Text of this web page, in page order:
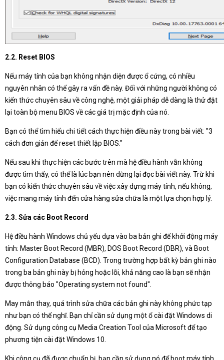
2.2. Reset BIOS
Nếu máy tính của bạn không nhận diện được ổ cứng, có nhiều
nguyên nhân có thể gây ra vấn đề này. Đối với những người không có
kiến thức chuyên sâu về công nghệ, một giải pháp dễ dàng là thử đặt
lại toàn bộ menu BIOS về các giá trị mặc định của nó.
Bạn có thể tìm hiểu chi tiết cách thực hiện điều này trong bài viết: "3
cách đơn giản để reset thiết lập BIOS."
Nếu sau khi thực hiện các bước trên mà hệ điều hành vẫn không
được tìm thấy, có thể là lúc bạn nên dừng lại đọc bài viết này. Trừ khi
bạn có kiến thức chuyên sâu về việc xây dựng máy tính, nếu không,
việc mang máy tính đến cửa hàng sửa chữa là một lựa chọn hợp lý.
2.3. Sửa các Boot Record
Hệ điều hành Windows chủ yếu dựa vào ba bản ghi để khởi động máy
tính: Master Boot Record (MBR), DOS Boot Record (DBR), và Boot
Configuration Database (BCD). Trong trường hợp bất kỳ bản ghi nào
trong ba bản ghi này bị hỏng hoặc lỗi, khả năng cao là bạn sẽ nhận
được thông báo "Operating system not found".
May mắn thay, quá trình sửa chữa các bản ghi này không phức tạp
như bạn có thể nghĩ. Bạn chỉ cần sử dụng một ổ cài đặt Windows di
động. Sử dụng công cụ Media Creation Tool của Microsoft để tạo
phương tiện cài đặt Windows 10.